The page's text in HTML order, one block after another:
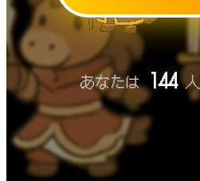
あなたは144人